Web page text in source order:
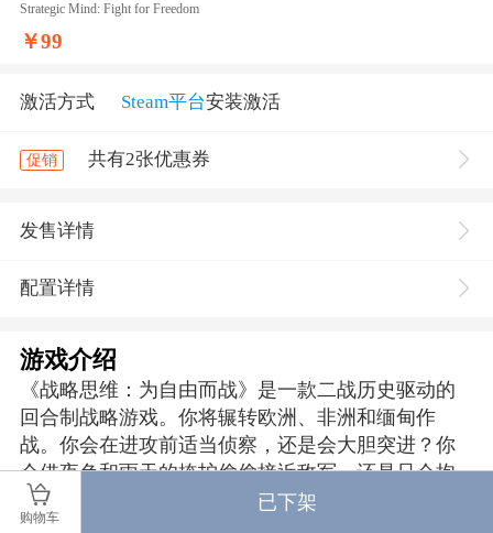
Strategic Mind: Fight for Freedom
￥99
激活方式 Steam平台安装激活
促销 共有2张优惠券
发售详情
配置详情
游戏介绍
《战略思维：为自由而战》是一款二战历史驱动的
回合制战略游戏。你将辗转欧洲、非洲和缅甸作
战。你会在进攻前适当侦察，还是会大胆突进？你
会借夜色和雨天的掩护偷偷接近敌军，还是只会抱
怨天气不好？你会帮助当地人，还是会让他们自生
自灭？你要担负重任，坚守欧洲民主自由的桥头
购物车
已下架